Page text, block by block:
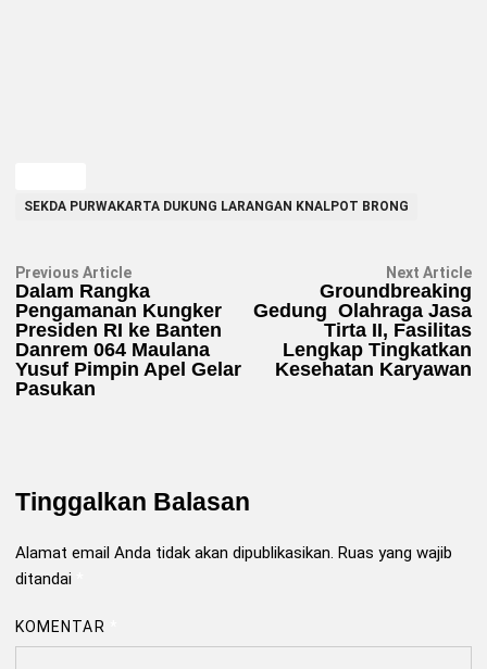
SEKDA PURWAKARTA DUKUNG LARANGAN KNALPOT BRONG
Navigasi
pos
Previous ArticlePrevious
article:
Dalam Rangka
Pengamanan Kungker
Presiden RI ke Banten
Danrem 064 Maulana
Yusuf Pimpin Apel Gelar
Pasukan
Next Article
Groundbreaking
Gedung Olahraga Jasa
Tirta II, Fasilitas
Lengkap Tingkatkan
Kesehatan Karyawan
Tinggalkan Balasan
Alamat email Anda tidak akan dipublikasikan. Ruas yang wajib
ditandai
KOMENTAR